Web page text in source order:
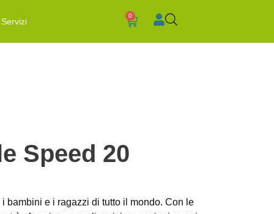
Servizi
0
Speed 20
bambini e i ragazzi di tutto il mondo. Con le